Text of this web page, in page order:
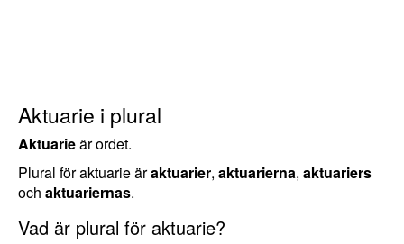
Aktuarie i plural
Aktuarieär ordet.
Plural för aktuarie äraktuarier, aktuarierna, aktuariers
och aktuariernas.
Vad är plural för aktuarie?